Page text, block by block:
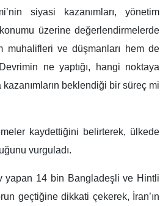
siyasi kazanımları, yönetim
üzerine değerlendirmelerde
muhalifleri ve düşmanları hem de
ne yaptığı, hangi noktaya
beklendiği bir süreç mi
kaydettiğini belirterek, ülkede
vurguladı.
yapan 14 bin Bangladeşli ve Hintli
geçtiğine dikkati çekerek, İran’ın